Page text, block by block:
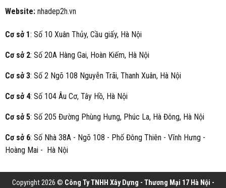
Website:nhadep2h.vn
Cơ sở 1: Số 10 Xuân Thủy, Cầu giấy, Hà Nội
Cơ sở 2: Số 20A Hàng Gai, Hoàn Kiếm, Hà Nội
Cơ sở 3: Số 2 Ngõ 108 Nguyễn Trãi, Thanh Xuân, Hà Nội
Cơ sở 4: Số 104 Âu Cơ, Tây Hồ, Hà Nội
Cơ sở 5: Số 205 Đường Phùng Hưng, Phúc La, Hà Đông, Hà Nội
Cơ sở 6: Số Nhà 38A - Ngõ 108 - Phố Đông Thiên - Vĩnh Hưng -
Hoàng Mai - Hà Nội
Copyright 2026 © Công Ty TNHH Xây Dựng - Thương Mại 17 Hà Nội -